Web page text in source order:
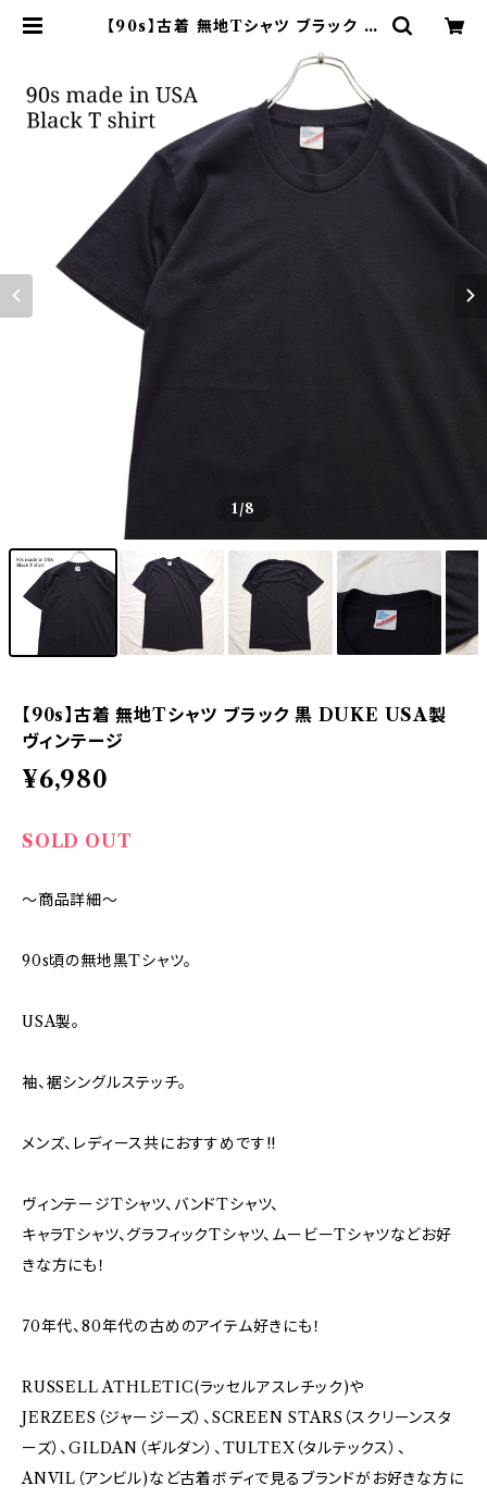
【90s】古着 無地Tシャツ ブラック 黒
ライン古着屋 9chord
1/8
【90s】古着 無地Tシャツ ブラック 黒 DUKE USA製
ヴィンテージ
¥6,980
SOLD OUT
～商品詳細～
90s頃の無地黒Tシャツ。
USA製。
袖、裾シングルステッチ。
メンズ、レディース共におすすめです!!
ヴィンテージTシャツ、バンドTシャツ、
キャラTシャツ、グラフィックTシャツ、ムービーTシャツなどお好
きな方にも！
70年代、80年代の古めのアイテム好きにも！
RUSSELL ATHLETIC(ラッセルアスレチック)や
JERZEES（ジャージーズ）、SCREEN STARS（スクリーンスタ
ーズ）、GILDAN（ギルダン）、TULTEX（タルテックス）、
ANVIL（アンビル)など古着ボディで見るブランドがお好きな方に